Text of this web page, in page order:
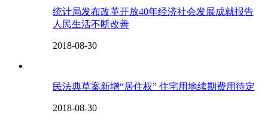
统计局发布改革开放40年经济社会发展成就报告
人民生活不断改善
2018-08-30
民法典草案新增“居住权” 住宅用地续期费用待定
2018-08-30